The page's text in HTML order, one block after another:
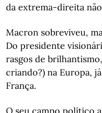
da extrema-direita
Macron sobreviveu,
Do presidente
rasgos de
criando?) na Europa,
França.